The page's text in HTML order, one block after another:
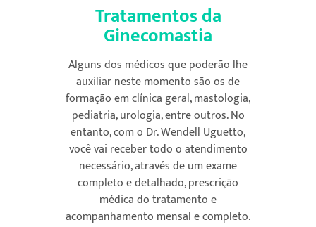
Tratamentos da
Ginecomastia
Alguns dos médicos que poderão lhe
auxiliar neste momento são os de
formação em clínica geral, mastologia,
pediatria, urologia, entre outros. No
entanto, com o Dr. Wendell Uguetto,
você vai receber todo o atendimento
necessário, através de um exame
completo e detalhado, prescrição
médica do tratamento e
acompanhamento mensal e completo.
ENVIAR